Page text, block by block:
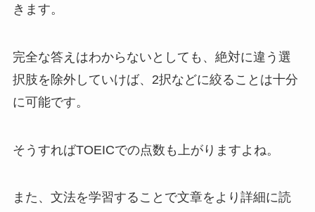
きます。
完全な答えはわからないとしても、絶対に違う選
択肢を除外していけば、2択などに絞ることは十分
に可能です。
そうすればTOEICでの点数も上がりますよね。
また、文法を学習することで文章をより詳細に読